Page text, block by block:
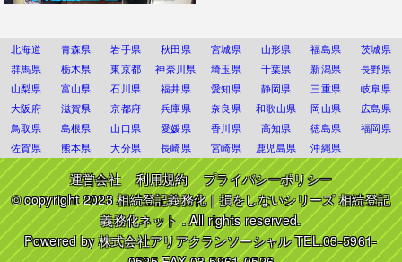
北海道 青森県 岩手県 秋田県 宮城県 山形県 福島県
茨城県
群馬県
栃木県 東京都 神奈川県 埼玉県 千葉県 新潟県
長野県
山梨県
富山県 石川県 福井県 愛知県 静岡県 三重県
岐阜県
大阪府
滋賀県 京都府 兵庫県 奈良県 和歌山県 岡山県
広島県
鳥取県
島根県 山口県 愛媛県 香川県 高知県 徳島県
福岡県
佐賀県
熊本県 大分県 長崎県 宮崎県 鹿児島県 沖縄県
運営会社 利用規約
プライバシーポリシー
© copyright 2023相続登記義務化｜損をしないシリーズ 相続登記
義務化ネット. All rights reserved.
Powered by株式会社アリアクランソーシャルTEL.03-5961-